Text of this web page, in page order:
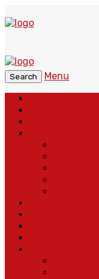
Search
Menu